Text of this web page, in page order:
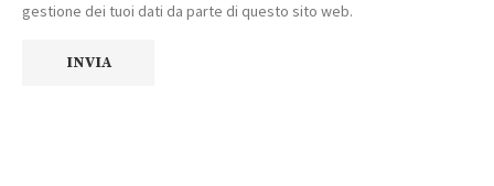
gestione dei tuoi dati da parte di questo sito web.